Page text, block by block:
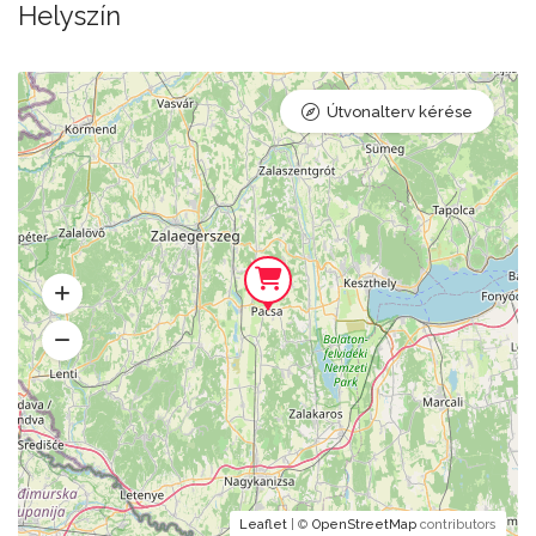
Helyszín
Leaflet | © OpenStreetMap contributors
Útvonalterv kérése